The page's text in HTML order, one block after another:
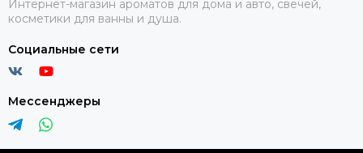
Интернет-магазин ароматов для дома и авто, свечей,
косметики для ванны и душа.
Социальные сети
Мессенджеры